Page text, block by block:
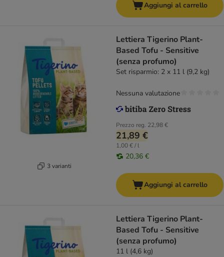
Aggiungi al carrello
3 varianti
Lettiera Tigerino Plant-
Based Tofu - Sensitive
(senza profumo)
Set risparmio: 2 x 11 l (9,2 kg)
Prezzo reg. 22,98 €
21,89 €
1,00 € / l
20,36 €
Nessuna valutazione
Aggiungi al carrello
Lettiera Tigerino Plant-
Based Tofu - Sensitive
(senza profumo)
11 l (4,6 kg)